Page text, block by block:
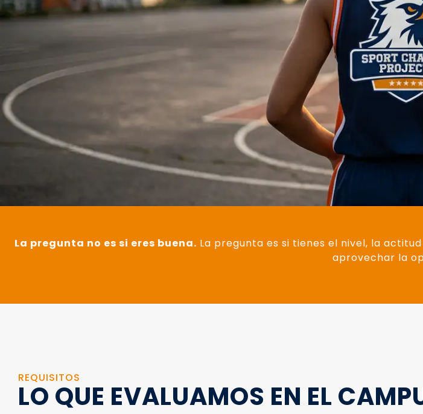
La pregunta no es si eres buena. La pregunta es si tienes el nivel, la
aprovechar la
REQUISITOS
LO QUE EVALUAMOS EN EL